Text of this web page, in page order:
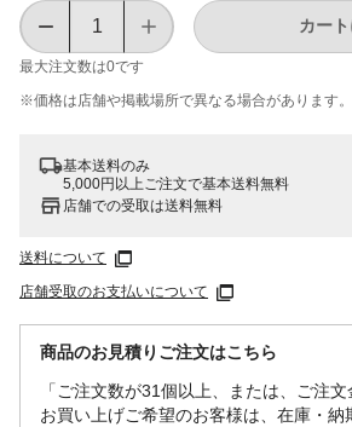
最大注文数は0です
カー
※価格は​店舗や​掲載場所で​異なる​場合が​あります。
基本送料のみ
5,000円以上ご注文で基本送料無料
店舗での受取は送料無料
送料について
店舗受取のお支払いについて
商品のお見積りご注文はこちら
「ご注文数が31個以上、または、ご注
お買い上げご希望のお客様は、在庫・納